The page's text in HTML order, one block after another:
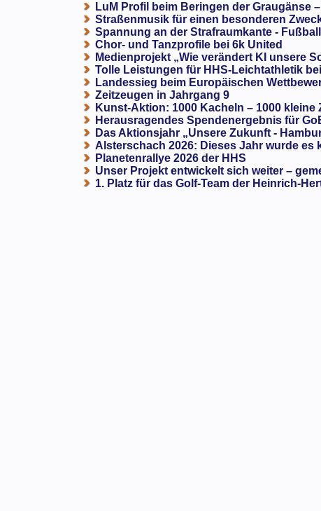
LuM Profil beim Beringen der Graugänse
Straßenmusik für einen besonderen
Spannung an der Strafraumkante -
Chor- und Tanzprofile bei 6k United
Medienprojekt „Wie verändert KI unsere
Tolle Leistungen für HHS-Leichtathletik
Landessieg beim Europäischen
Zeitzeugen in Jahrgang 9
Kunst-Aktion: 1000 Kacheln – 1000
Herausragendes Spendenergebnis für
Das Aktionsjahr „Unsere Zukunft -
Alsterschach 2026: Dieses Jahr wurde es
Planetenrallye 2026 der HHS
Unser Projekt entwickelt sich weiter –
1. Platz für das Golf-Team der Heinrich-